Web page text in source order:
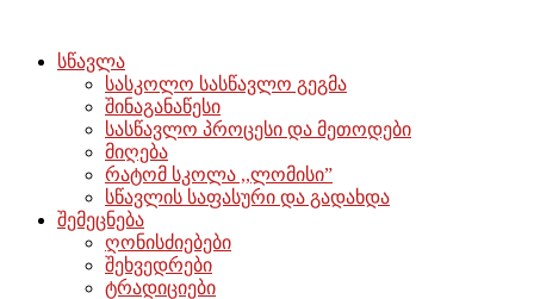
სწავლა
სასკოლო სასწავლო გეგმა
შინაგანაწესი
სასწავლო პროცესი და მეთოდები
მიღება
რატომ სკოლა ,,ლომისი”
სწავლის საფასური და გადახდა
შემეცნება
ღონისძიებები
შეხვედრები
ტრადიციები